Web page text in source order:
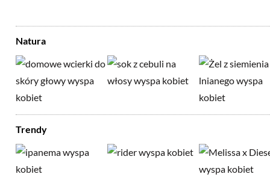
Natura
Trendy